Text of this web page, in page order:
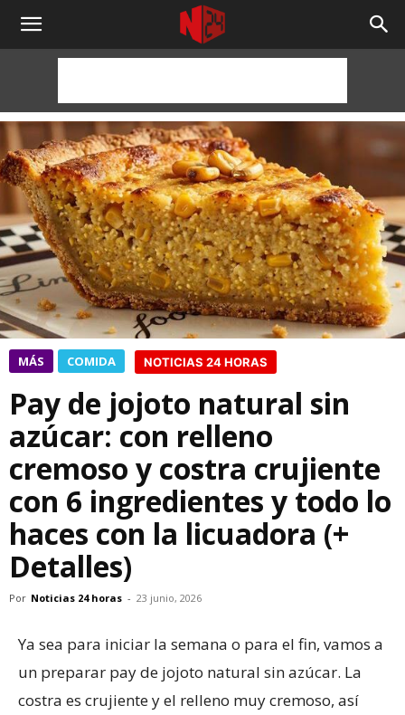
NOTICIAS
HORAS
MÁS COMIDA NOTICIAS 24 HORAS
Pay de jojoto natural sin
azúcar: con relleno
cremoso y costra crujiente
con 6 ingredientes y todo lo
haces con la licuadora (+
Detalles)
Por Noticias 24 horas - 23 junio, 2026
Ya sea para iniciar la semana o para el fin, vamos a
un preparar pay de jojoto natural sin azúcar. La
costra es crujiente y el relleno muy cremoso, así